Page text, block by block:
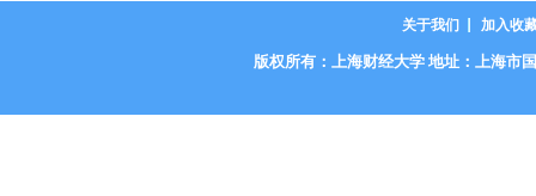
关于我们 加入收
版权所有：上海财经大学 地址：上海